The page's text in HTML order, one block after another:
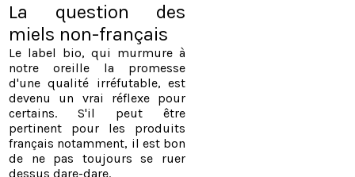
La question des
miels non-français
Le label bio, qui murmure à
notre oreille la promesse
d'une qualité irréfutable, est
devenu un vrai réflexe pour
certains. S'il peut être
pertinent pour les produits
français notamment, il est bon
de ne pas toujours se ruer
dessus dare-dare.